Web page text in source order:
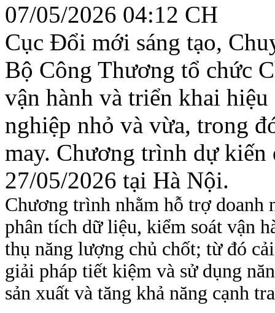
07/05/2026 04:12 CH
Cục Đổi mới sáng tạo,
Bộ Công Thương tổ chức
vận hành và triển khai
nghiệp nhỏ và vừa, trong
may. Chương trình dự
27/05/2026 tại Hà Nội.
Chương trình nhằm hỗ trợ doanh
phân tích dữ liệu, kiểm soát vận
thụ năng lượng chủ chốt; từ đó
giải pháp tiết kiệm và sử dụng
sản xuất và tăng khả năng cạnh